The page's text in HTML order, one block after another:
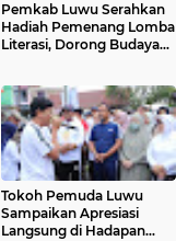
Pemkab Luwu Serahkan
Hadiah Pemenang Lomba
Literasi, Dorong Budaya
Tokoh Pemuda Luwu
Sampaikan Apresiasi
Langsung di Hadapan